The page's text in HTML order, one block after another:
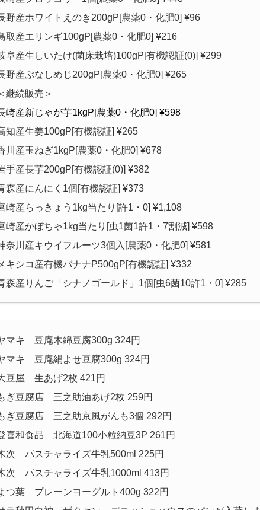
野産ホワイトえのき200gP[農薬0・化肥0] ¥96
取産エリンギ100gP[農薬0・化肥0] ¥216
阜産生しいたけ(菌床栽培)100gP[有機認証(0)] ¥299
野産ぶなしめじ200gP[農薬0・化肥0] ¥265
継続販売＞
崎産新じゃが芋1kgP[農薬0・化肥0] ¥598
知産生姜100gP[有機認証] ¥265
川産玉ねぎ1kgP[農薬0・化肥0] ¥678
手産長芋200gP[有機認証(0)] ¥382
森産にんにく1個[有機認証] ¥373
崎産らっきょう1kg当たり[許1・0] ¥1,108
崎産かぼちゃ1kg当たり[虫1菌1許1・7割減] ¥598
奈川産キウイフルーツ3個入[農薬0・化肥0] ¥581
キシコ産有機バナナP500gP[有機認証] ¥332
森産りんご「シナノゴールド」1個[虫6菌10許1・0] ¥285
マキ 豆庵木綿豆腐300g 324円
マキ 豆庵絹よせ豆腐300g 324円
豆屋 生あげ2枚 421円
ぎ豆腐店 三之助油あげ2枚 259円
ぎ豆腐店 三之助京風がんも3個 292円
喜和食品 北海道100小粒納豆3P 261円
次 パスチャライズ牛乳500ml 225円
次 パスチャライズ牛乳1000ml 413円
つ葉 プレーンヨーグルト400g 322円